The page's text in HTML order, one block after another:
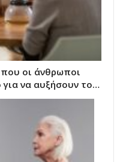
οι άνθρωποι
για να αυξήσουν το…